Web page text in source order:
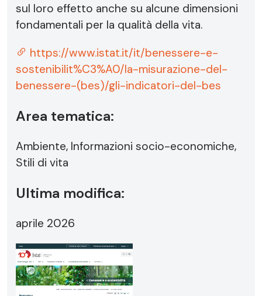
sul loro effetto anche su alcune dimensioni
fondamentali per la qualità della vita.
https://www.istat.it/it/benessere-e-
sostenibilit%C3%A0/la-misurazione-del-
benessere-(bes)/gli-indicatori-del-bes
Area tematica:
Ambiente, Informazioni socio-economiche,
Stili di vita
Ultima modifica:
aprile 2026